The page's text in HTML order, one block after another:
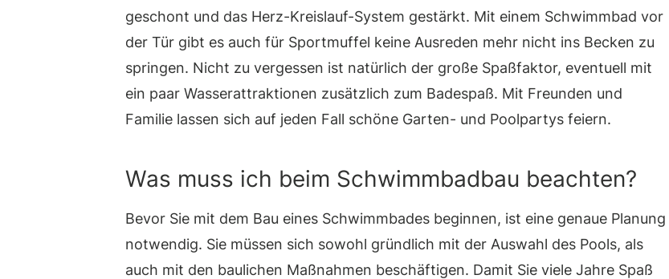
geschont und das Herz-Kreislauf-System gestärkt. Mit einem Schwimmbad vor
der Tür gibt es auch für Sportmuffel keine Ausreden mehr nicht ins Becken zu
springen. Nicht zu vergessen ist natürlich der große Spaßfaktor, eventuell mit
ein paar Wasserattraktionen zusätzlich zum Badespaß. Mit Freunden und
Familie lassen sich auf jeden Fall schöne Garten- und Poolpartys feiern.
Was muss ich beim Schwimmbadbau beachten?
Bevor Sie mit dem Bau eines Schwimmbades beginnen, ist eine genaue Planung
notwendig. Sie müssen sich sowohl gründlich mit der Auswahl des Pools, als
auch mit den baulichen Maßnahmen beschäftigen. Damit Sie viele Jahre Spaß